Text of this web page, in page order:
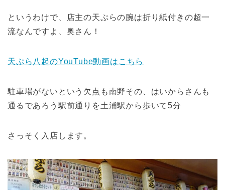
というわけで、店主の天ぷらの腕は折り紙付きの超一
流なんですよ、奥さん！
天ぷら八起のYouTube動画はこちら
駐車場がないという欠点も南野その、はいからさんも
通るであろう駅前通りを土浦駅から歩いて5分
さっそく入店します。